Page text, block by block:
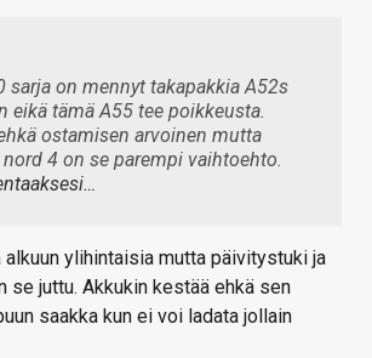
sarja on mennyt takapakkia A52s
eikä tämä A55 tee poikkeusta.
ostamisen arvoinen mutta
4 on se parempi vaihtoehto.
alkuun ylihintaisia mutta päivitystuki ja
se juttu. Akkukin kestää ehkä sen
saakka kun ei voi ladata jollain